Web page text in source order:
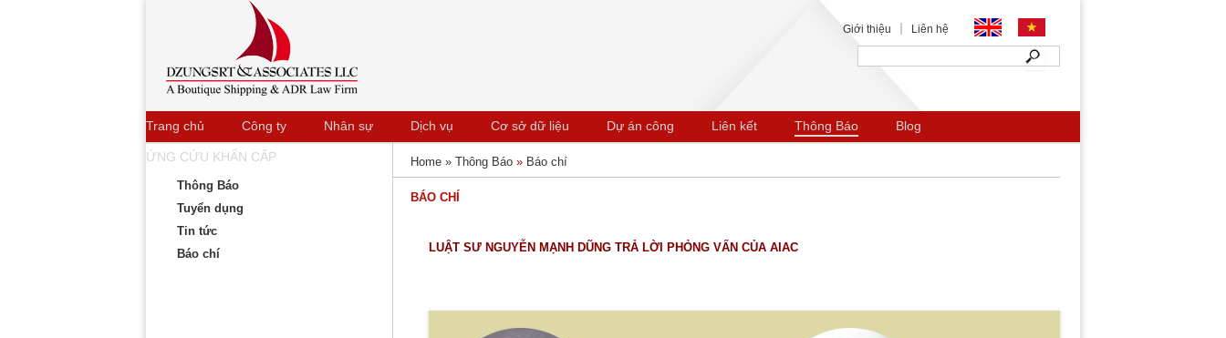
Giới thiệu Liên hệ
Search
Trang chủ Công ty Nhân sự Dịch vụ Cơ sở dữ liệu Dự án công Liên kết Thông Báo Blog
ỨNG CỨU KHẨN CẤP Home » Thông Báo » Báo chí
BÁO CHÍ
LUẬT SƯ NGUYỄN MẠNH DŨNG TRẢ LỜI PHỎNG VẤN CỦA AIAC
Thông Báo
Tuyển dụng
Tin tức
Báo chí